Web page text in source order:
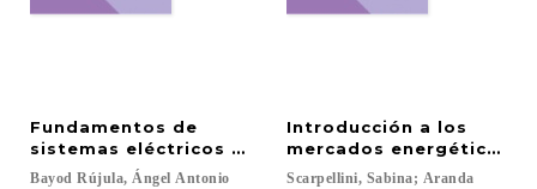
Fundamentos de
sistemas eléctricos (energías renovables)
Bayod Rújula, Ángel Antonio
Introducción a los
mercados energéticos
Scarpellini, Sabina; Aranda